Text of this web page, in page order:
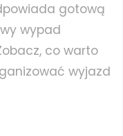
gotową
wypad
co warto
wyjazd